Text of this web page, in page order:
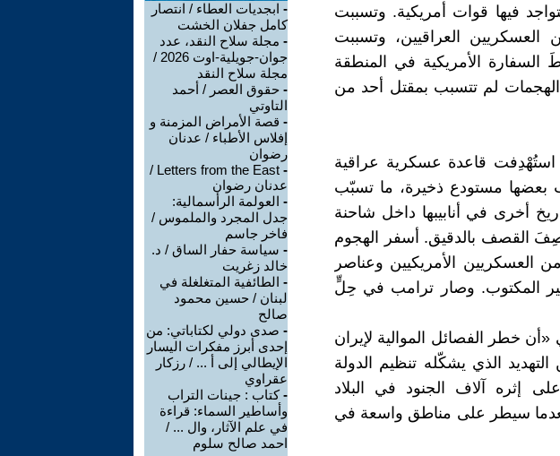
فيها قوات أمريكية. وتسببت
العراقيين، وتسببت
الأمريكية في المنطقة
الهجمات لم تتسبب بمقتل أحد من
السابع والعشرين من كانون الأول 2019، استُهْدِفت قاعدة عسكرية عراقية
بعضها مستودع ذخيرة، ما تسبّب
أخرى في أنابيبها داخل شاحنة
القصف بالدقيق. أسفر الهجوم
العسكريين الأمريكيين وعناصر
غير المكتوب. وصار ترامب في حِلٍّ
خطر الفصائل الموالية لإيران
الذي يشكّله تنظيم الدولة
إثره آلاف الجنود في البلاد
سيطر على مناطق واسعة في
- ابجديات العطاء / انتصار
كامل جفلان الخشت
- مجلة سلاح النقد، عدد
جوان-جويلية-اوت 2026 /
مجلة سلاح النقد
- حقوق العصر / أحمد
التاوتي
- قصة الأمراض المزمنة و
إفلاس الأطباء / عدنان
رضوان
-
Letters from the East /
عدنان رضوان
- العولمة الرأسمالية:
جدل المجرد والملموس /
فاخر جاسم
- سياسة حفار الساق / د.
خالد زغريت
- الطائفية المتغلغلة في
لبنان / حسين محمود
صالح
- صدى دولي لكتاباتي: من
إحدى أبرز مفكرات اليسار
الإيطالي إلى أ ... / رزكار
عقراوي
-كتاب : جينات التراب
وأساطير السماء: قراءة
في علم الآثار، وال ... /
احمد صالح سلوم